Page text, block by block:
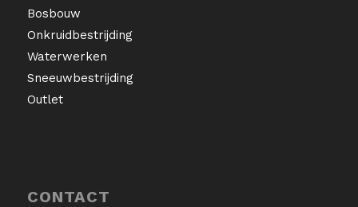
Bosbouw
Onkruidbestrijding
Waterwerken
Sneeuwbestrijding
Outlet
CONTACT